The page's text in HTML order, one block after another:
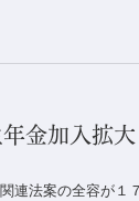
金加入拡
連法案の全容が１